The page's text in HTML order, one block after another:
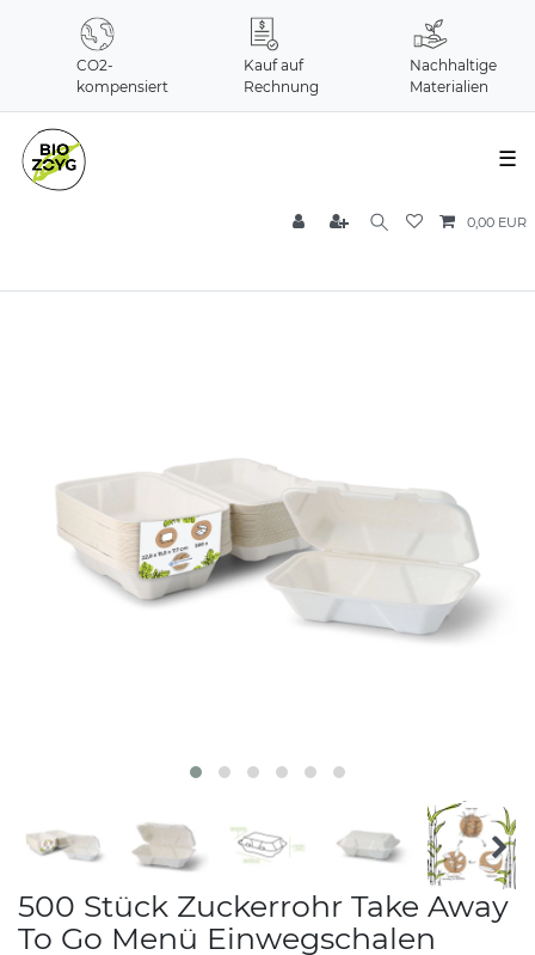
CO2-
kompensiert
Kauf auf
Rechnung
Nachhaltige
Materialien
☰
0,00 EUR
500 Stück Zuckerrohr Take Away
To Go Menü Einwegschalen